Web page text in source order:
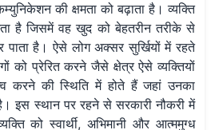
की क्षमता को बढ़ाता है। व्यक्ति
है जिसमें वह खुद को बेहतरीन तरीके से
है। ऐसे लोग अक्सर सुर्खियों में रहते
को प्रेरित करने जैसे क्षेत्र ऐसे व्यक्तियों
करने की स्थिति में होते हैं जहां उनका
इस स्थान पर रहने से सरकारी नौकरी में
को स्वार्थी, अभिमानी और आत्ममुग्ध